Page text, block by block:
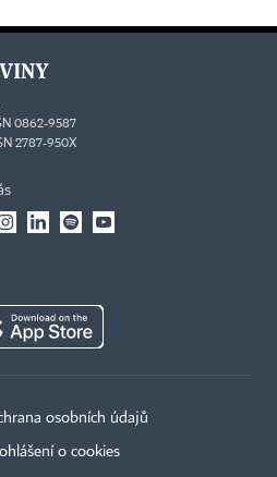
0862-9587
2787-950X
osobních údajů
o cookies